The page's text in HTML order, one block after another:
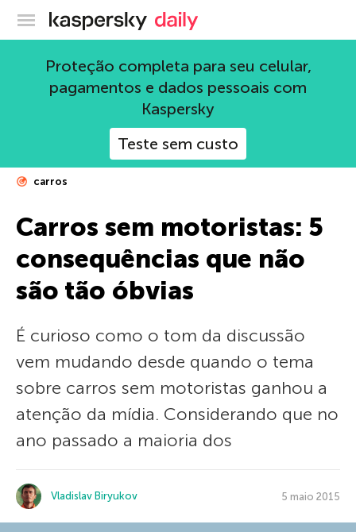
Blog oficial da Kaspersky
Proteção completa para seu celular,
pagamentos e dados pessoais com
Kaspersky
Teste sem custo
carros
Carros sem motoristas: 5
consequências que não
são tão óbvias
É curioso como o tom da discussão
vem mudando desde quando o tema
sobre carros sem motoristas ganhou a
atenção da mídia. Considerando que no
ano passado a maioria dos
Vladislav Biryukov 5 maio 2015